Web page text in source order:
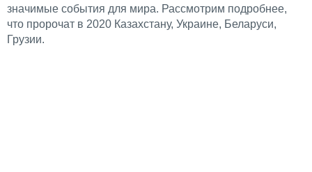
значимые события для мира. Рассмотрим подробнее,
что пророчат в 2020 Казахстану, Украине, Беларуси,
Грузии.